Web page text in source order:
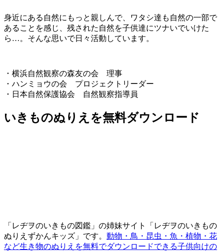
身近にある自然にもっと親しんで、ワタシ達も自然の一部で
あることを感じ、残された自然を子供達にツナいでいけた
ら…。そんな思いで日々活動しています。
・横浜自然観察の森友の会 理事
・ハンミョウの会 プロジェクトリーダー
・日本自然保護協会 自然観察指導員
いきものぬりえを無料ダウンロード
「レヂヲのいきもの図鑑」の姉妹サイト「レヂヲのいきもの
ぬりえずかんキッズ」です。 動物・鳥・昆虫・魚・植物・花
など生き物のぬりえを無料でダウンロードできる子供向けの